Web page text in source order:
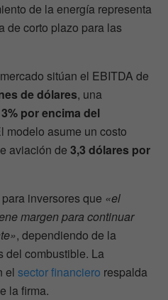
de la energía representa
de corto plazo para las
sitúan el EBITDA de
de dólares, una
3% por encima del
modelo asume un costo
aviación de 3,3 dólares por
inversores que «el
margen para continuar
, dependiendo de la
del combustible. La
el sector financiero respalda
la firma.